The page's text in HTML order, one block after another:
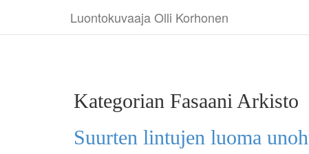
Luontokuvaaja Olli Korhonen
Kategorian Fasaani Arkisto
Suurten lintujen luoma